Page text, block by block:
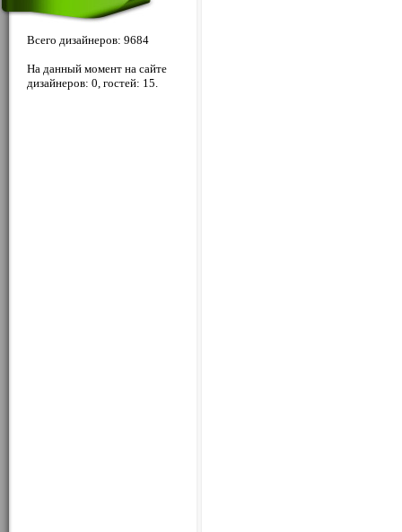
Всего дизайнеров: 9684
На данный момент на сайте
дизайнеров: 0, гостей: 15.